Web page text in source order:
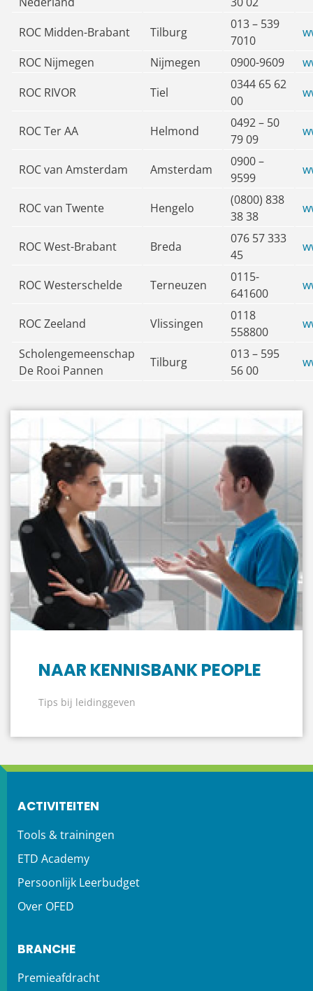
ROC Midden-Brabant Tilburg
013 – 539
7010
ROC Nijmegen
Nijmegen 0900-9609
ROC RIVOR
Tiel
0344 65 62
00
ROC Ter AA Helmond
0492 – 50
79 09
ROC van Amsterdam Amsterdam
0900 –
9599
ROC van Twente Hengelo
(0800) 838
38 38
ROC West-Brabant Breda
076 57 333
45
ROC Westerschelde Terneuzen
0115-
641600
ROC Zeeland Vlissingen
0118
558800
Scholengemeenschap
De Rooi Pannen
Tilburg
013 – 595
56 00
NAAR KENNISBANK PEOPLE
Tips bij leidinggeven
ACTIVITEITEN
Tools & trainingen
ETD Academy
Persoonlijk Leerbudget
Over OFED
BRANCHE
Premieafdracht